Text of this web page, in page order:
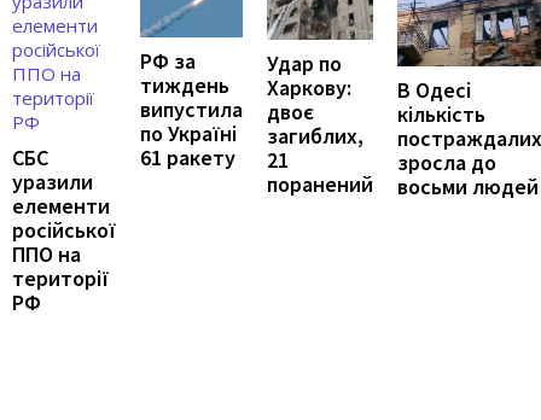
СБС
уразили
елементи
російської
ППО на
території
РФ
РФ за
тиждень
випустила
по Україні
61 ракету
Удар по
Харкову:
двоє
загиблих,
21
поранений
В Одесі
кількість
постраждалих
зросла до
восьми людей